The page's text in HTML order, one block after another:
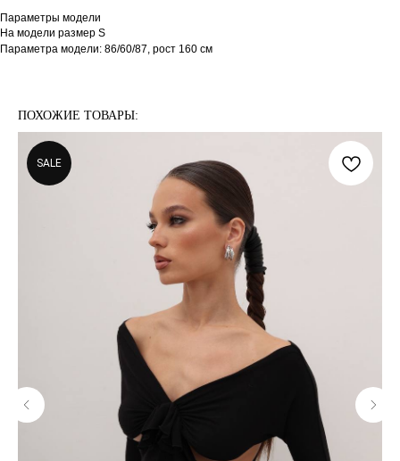
Параметры модели
На модели размер S
Параметра модели: 86/60/87, рост 160 см
ПОХОЖИЕ ТОВАРЫ:
SALE